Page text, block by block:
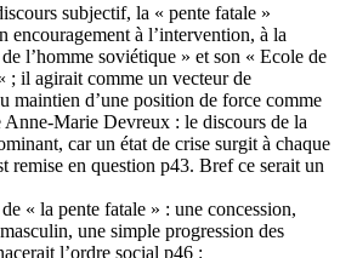
subjectif, la « pente fatale »
encouragement à l’intervention, à la
l’homme soviétique » et son « Ecole de
; il agirait comme un vecteur de
maintien d’une position de force comme
Anne-Marie Devreux : le discours de la
car un état de crise surgit à chaque
remise en question p43. Bref ce serait un
« la pente fatale » : une concession,
une simple progression des
l’ordre social p46 :